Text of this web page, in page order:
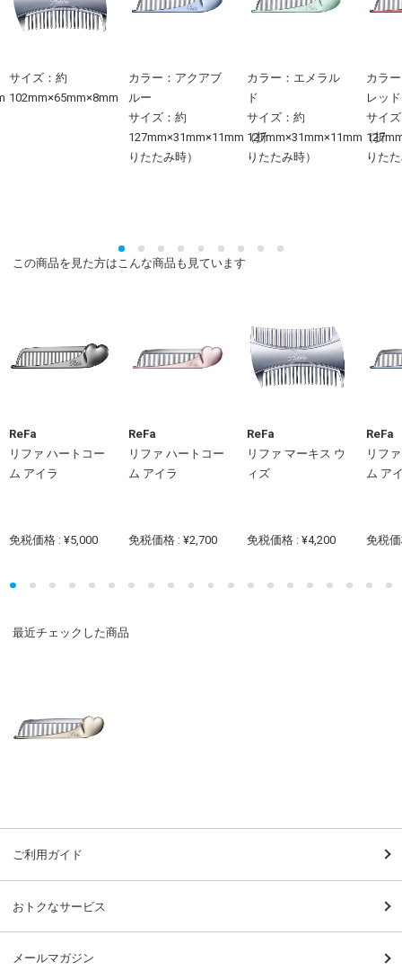
サイズ：約
102mm×65mm×8mm
カラー：アクアブ
ルー
サイズ：約
127mm×31mm×11mm（折
りたたみ時）
カラー：エメラル
ド
サイズ：約
127mm×31mm×11mm（折
りたたみ時）
カラ
レッド
サイ
りた
この商品を見た方はこんな商品も見ています
ReFa
リファ ハートコー
ム アイラ
免税価格 : ¥5,000
ReFa
リファ ハートコー
ム アイラ
免税価格 : ¥2,700
ReFa
リファ マーキス ウ
ィズ
免税価格 : ¥4,200
ReFa
リフ
ム ア
免税
最近チェックした商品
ご利用ガイド
おトクなサービス
メールマガジン